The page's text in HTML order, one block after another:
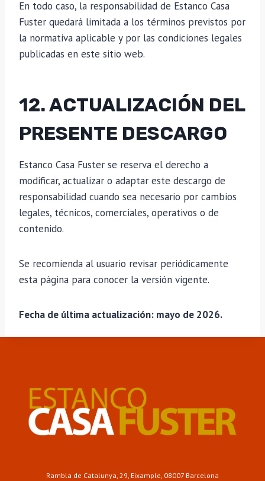
En todo caso, la responsabilidad de Estanco Casa
Fuster quedará limitada a los términos previstos por
la normativa aplicable y por las condiciones legales
publicadas en este sitio web.
12. ACTUALIZACIÓN DEL
PRESENTE DESCARGO
Estanco Casa Fuster se reserva el derecho a
modificar, actualizar o adaptar este descargo de
responsabilidad cuando sea necesario por cambios
legales, técnicos, comerciales, operativos o de
contenido.
Se recomienda al usuario revisar periódicamente
esta página para conocer la versión vigente.
Fecha de última actualización: mayo de 2026.
Rambla de Catalunya, 29, Eixample, 08007 Barcelona